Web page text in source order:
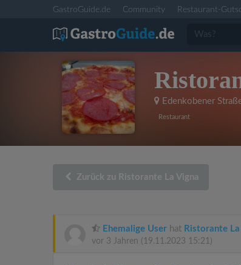
GastroGuide.de Community Restaurant-
Edenkobener
Restaurant
Zurück zu Ristorante La Vigna
Ehemalige User hat Ristorante La
vor 3 Jahren (19.11.2023 15:21)